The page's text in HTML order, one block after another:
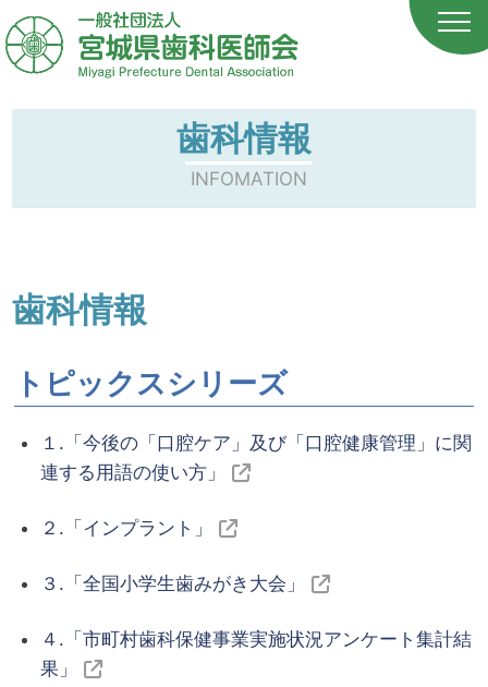
歯科情報
INFOMATION
歯科情報
トピックスシリーズ
１.「今後の「口腔ケア」及び「口腔健康管理」に関
連する用語の使い方」
２.「インプラント」
３.「全国小学生歯みがき大会」
４.「市町村歯科保健事業実施状況アンケート集計結
果」